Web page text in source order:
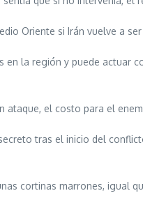
Oriente si Irán vuelve a
la región y puede
el costo para el
tras el inicio del
cortinas marrones, igual